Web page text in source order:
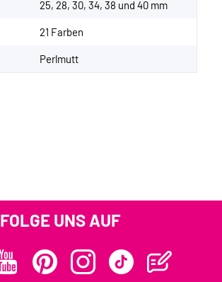
25, 28, 30, 34, 38 und 40 mm
21 Farben
Perlmutt
FOLGE UNS AUF